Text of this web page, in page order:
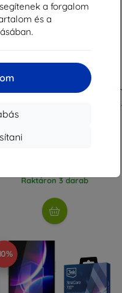
a forgalom
és a
Kedvezmény
A165F Galaxy A16 4G
Raktáron 3 darab